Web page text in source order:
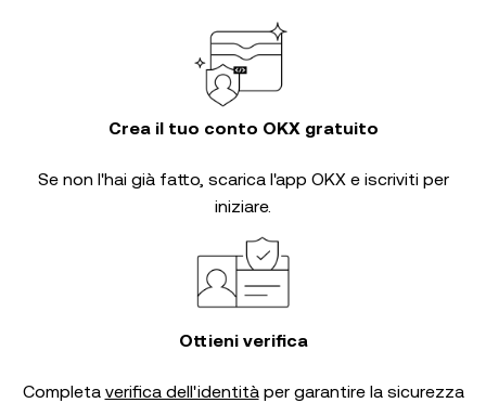
Crea il tuo conto OKX gratuito
Se non l'hai già fatto, scarica l'app OKX e iscriviti per
iniziare.
Ottieni verifica
Completa verifica dell'identitàper garantire la sicurezza